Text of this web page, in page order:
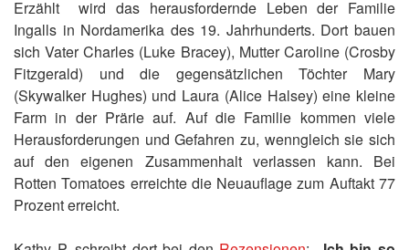
Erzählt wird das herausfordernde Leben der Familie
Ingalls in Nordamerika des 19. Jahrhunderts. Dort bauen
sich Vater Charles (Luke Bracey), Mutter Caroline (Crosby
Fitzgerald) und die gegensätzlichen Töchter Mary
(Skywalker Hughes) und Laura (Alice Halsey) eine kleine
Farm in der Prärie auf. Auf die Familie kommen viele
Herausforderungen und Gefahren zu, wenngleich sie sich
auf den eigenen Zusammenhalt verlassen kann. Bei
Rotten Tomatoes erreichte die Neuauflage zum Auftakt 77
Prozent erreicht.